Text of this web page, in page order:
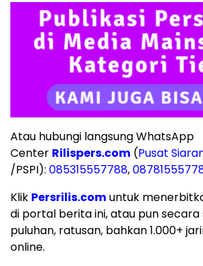
Atau hubungi langsung WhatsApp
Center Rilispers.com (Pusat
/PSPI): 085315557788,
Klik Persrilis.comuntuk
di portal berita ini, atau pun
puluhan, ratusan, bahkan 1.000+
online.